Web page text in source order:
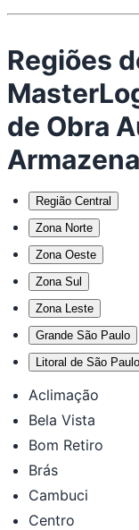
Regiões
de Obra
Região Central
Zona Norte
Zona Oeste
Zona Sul
Zona Leste
Grande São Paulo
Litoral de São Paulo
Aclimação
Bela Vista
Bom Retiro
Brás
Cambuci
Centro